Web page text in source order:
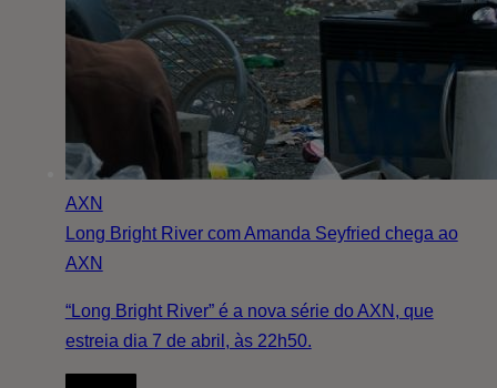
AXN
Long Bright River com Amanda Seyfried chega ao
AXN
“Long Bright River” é a nova série do AXN, que
estreia dia 7 de abril, às 22h50.